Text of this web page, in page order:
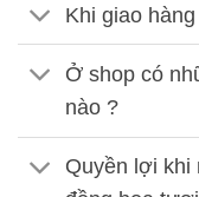
Khi giao
Ở shop có
nào ?
Quyền lợi khi